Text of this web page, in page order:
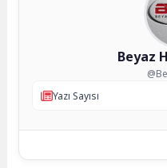
Beyaz
Yazı Sayısı